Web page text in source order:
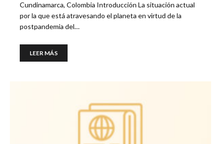
Cundinamarca, Colombia Introducción La situación actual
por la que está atravesando el planeta en virtud de la
postpandemia del…
LEER MÁS